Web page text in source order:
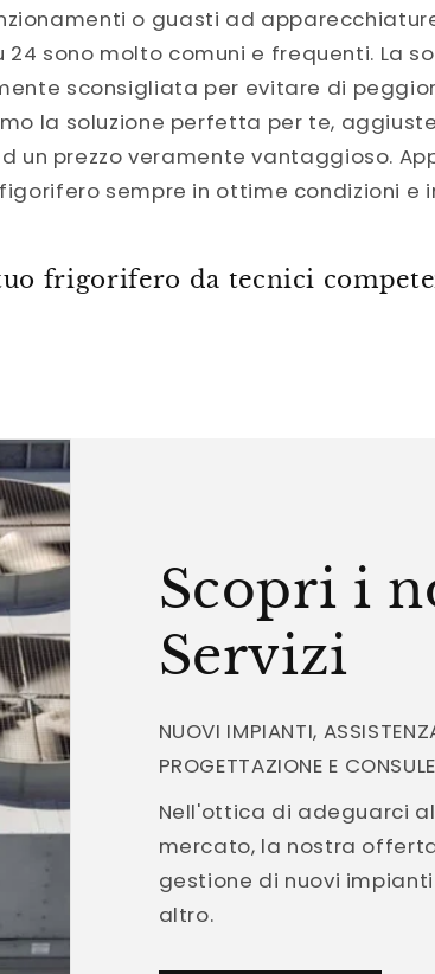
o guasti ad
sono molto comuni e frequenti. La
sconsigliata per evitare di
la soluzione perfetta per te,
un prezzo veramente vantaggioso.
sempre in ottime condizioni e
frigorifero da tecnici
Scopri i
Servizi
NUOVI IMPIANTI,
PROGETTAZIONE E
Nell'ottica di adeguarci
mercato, la nostra
gestione di nuovi
altro.